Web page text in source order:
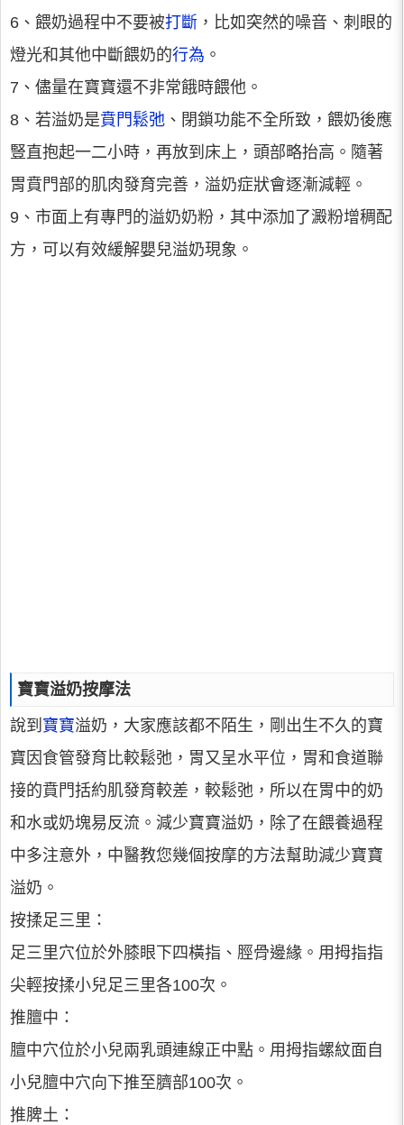
6、餵奶過程中不要被打斷 ，比如突然的噪音、刺眼的
燈光和其他中斷餵奶的行為 。
7、儘量在寶寶還不非常餓時餵他。
8、若溢奶是賁門鬆弛 、閉鎖功能不全所致，餵奶後應
豎直抱起一二小時，再放到床上，頭部略抬高。隨著
胃賁門部的肌肉發育完善，溢奶症狀會逐漸減輕。
9、市面上有專門的溢奶奶粉，其中添加了澱粉增稠配
方，可以有效緩解嬰兒溢奶現象。
寶寶溢奶按摩法
說到 寶寶溢奶，大家應該都不陌生，剛出生不久的寶
寶因食管發育比較鬆弛，胃又呈水平位，胃和食道聯
接的賁門括約肌發育較差，較鬆弛，所以在胃中的奶
和水或奶塊易反流。減少寶寶溢奶，除了在餵養過程
中多注意外，中醫教您幾個按摩的方法幫助減少寶寶
溢奶。
按揉足三里：
足三里穴位於外膝眼下四橫指、脛骨邊緣。用拇指指
尖輕按揉小兒足三里各100次。
推膻中：
膻中穴位於小兒兩乳頭連線正中點。用拇指螺紋面自
小兒膻中穴向下推至臍部100次。
推脾土：